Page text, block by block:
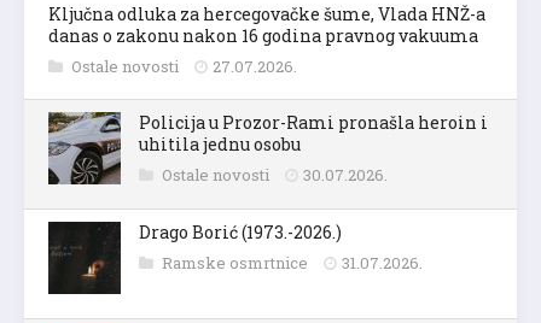
Ključna odluka za hercegovačke šume, Vlada HNŽ-a
danas o zakonu nakon 16 godina pravnog vakuuma
Ostale novosti 27.07.2026.
Policija u Prozor-Rami pronašla heroin i
uhitila jednu osobu
Ostale novosti 30.07.2026.
Drago Borić (1973.-2026.)
Ramske osmrtnice 31.07.2026.